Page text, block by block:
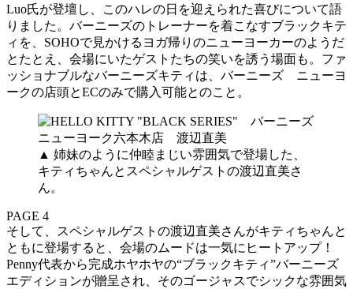
Luo氏が登壇し、このハレの日を迎えられた喜びについて語
りました。バーニーズのトレーナーを着こなすブラックキテ
ィを、SOHOで見かけるヨガ帰りのニューヨーカーのようだ
とたとえ、会場にいたゲストたちの笑いを誘う場面も。ファ
ッショナブルなバーニーズキティは、バーニーズ ニューヨ
ークの店頭とECのみで購入可能とのこと。
▲ 姉妹のように仲睦まじい雰囲気で登場した、
キティちゃんとスペシャルゲストの渡辺直美さ
ん。
PAGE 4
そして、スペシャルゲストの渡辺直美さんがキティちゃんと
ともに登場すると、会場のムードは一気にヒートアップ！
Penny代表から完成ホヤホヤの“ブラックキティ”バーニーズ
エディションが贈呈され、そのゴージャスでシックな雰囲気